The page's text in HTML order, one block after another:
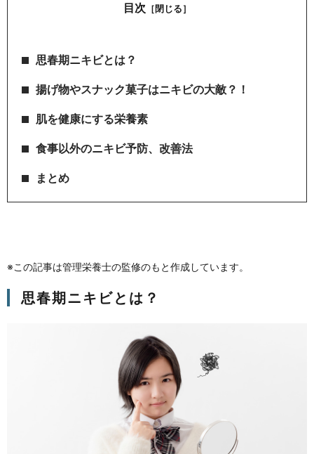
目次 ［閉じる］
思春期ニキビとは？
揚げ物やスナック菓子はニキビの大敵？！
肌を健康にする栄養素
食事以外のニキビ予防、改善法
まとめ
※この記事は管理栄養士の監修のもと作成しています。
思春期ニキビとは？